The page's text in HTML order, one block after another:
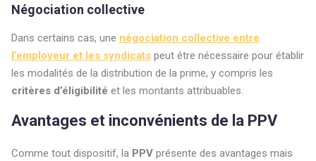
Négociation collective
Dans certains cas, une négociation collective entre
l’employeur et les syndicats peut être nécessaire pour établir
les modalités de la distribution de la prime, y compris les
critères d’éligibilité et les montants attribuables.
Avantages et inconvénients de la PPV
Comme tout dispositif, la PPV présente des avantages mais